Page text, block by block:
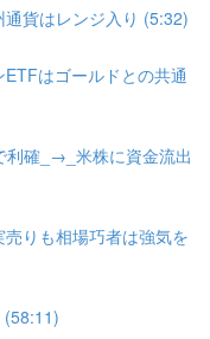
貨はレンジ入り (5:32)
はゴールドとの共通
利確_→_米株に資金流出
りも相場巧者は強気を
(58:11)